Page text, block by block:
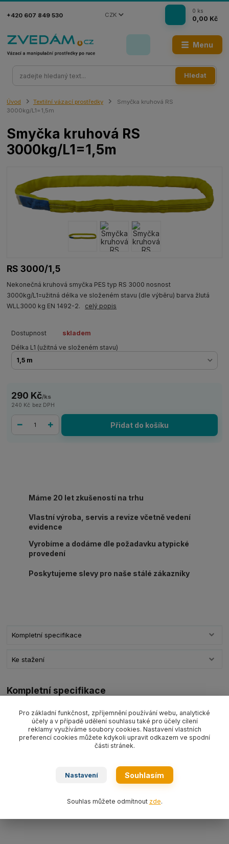
Menu
CZK
Hledat
+420 607 849 530
0 ks
0,00 Kč
Úvod Textilní vázací prostředky
Smyčka kruhová RS
3000kg/L1=1,5m
Smyčka kruhová RS
3000kg/L1=1,5m
RS 3000/1,5
Nekonečná kruhová smyčka PES typ RS 3000 nosnost
3000kg/L1=užitná délka ve složeném stavu (dle výběru) barva žlutá
WLL3000 kg EN 1492-2. celý popis
Dostupnost
skladem
Délka L1 (užitná ve složeném stavu)
290 Kč/ks
240 Kč bez DPH
Přidat do košíku
Máme 20 let zkušeností na trhu
Vlastní výroba, servis a revize včetně vedení
evidence
Vyrobíme a dodáme dle požadavku atypické
provedení
Poskytujeme slevy pro naše stálé zákazníky
Kompletní specifikace
Ke stažení
Kompletní specifikace
Nekonečná kruhová smyčka PES typ RS 3000
3000kg/L1=užitná délka ve složeném stavu (dle výběru)
žlutá WLL3000 kgEN 1492-2.
Pro základní funkčnost, zpříjemnění používání webu, analytické
účely a v případě udělení souhlasu také pro účely cílení
reklamy využíváme soubory cookies. Nastavení vlastních
preferencí cookies můžete kdykoli upravit odkazem ve spodní
části stránek.
Nastavení Souhlasím
Souhlas můžete odmítnout zde.